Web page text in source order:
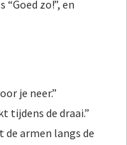
zo!”, en
je neer.”
tijdens de draai.”
de armen langs de